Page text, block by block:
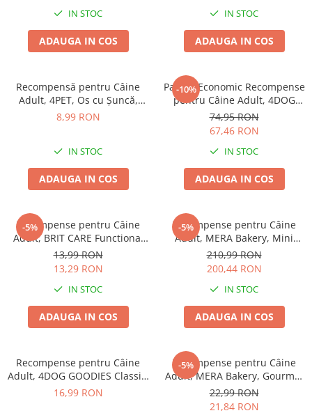
IN STOC
ADAUGA IN COS
IN STOC
ADAUGA IN COS
Recompensă pentru Câine
Adult, 4PET, Os cu Șuncă,
Talie Medie, 150-250g
8,99 RON
IN STOC
ADAUGA IN COS
-10%
Pachet Economic Recompense
pentru Câine Adult, 4DOG
GOODIES Bakery, Gogoașă,
Piele Presată și Pui, 5x100g
74,95 RON
67,46 RON
IN STOC
ADAUGA IN COS
-5%
Recompense pentru Câine
Adult, BRIT CARE Functional
Snack, AntiStress, Creveți,
150g
13,99 RON
13,29 RON
IN STOC
ADAUGA IN COS
-5%
Recompense pentru Câine
Adult, MERA Bakery, Mini
Rulouri, Pui, Vită și Pește,
10kg
210,99 RON
200,44 RON
IN STOC
ADAUGA IN COS
Recompense pentru Câine
Adult, 4DOG GOODIES Classic,
Os Înnodat, Piele Presată și
16,99 RON
-5%
Recompense pentru Câine
Adult, MERA Bakery, Gourmet
Happen, Biscuiți, Carne și
Legume, 1kg
22,99 RON
21,84 RON